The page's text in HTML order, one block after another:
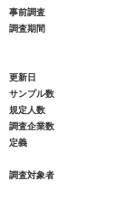
事前調査
調査期間
更新日
サンプル数
規定人数
調査企業数
定義
調査対象者